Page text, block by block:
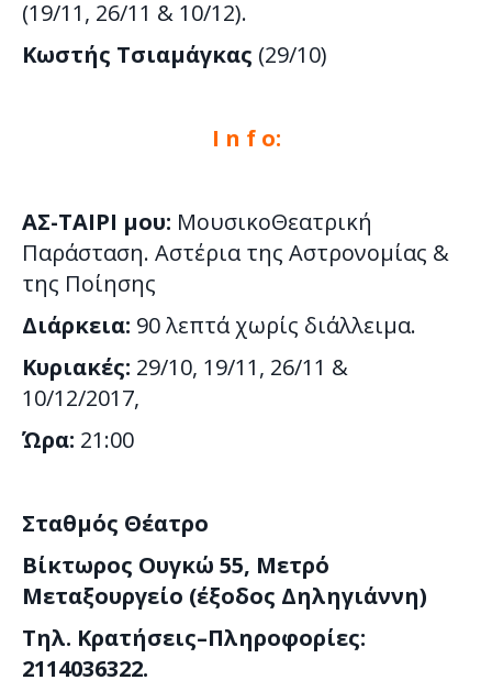
(19/11, 26/11 & 10/12).
Κωστής Τσιαμάγκας (29/10)
I n f o:
ΑΣ-ΤΑΙΡΙ μου: ΜουσικοΘεατρική
Παράσταση. Αστέρια της Αστρονομίας &
της Ποίησης
Διάρκεια: 90 λεπτά χωρίς διάλλειμα.
Κυριακές: 29/10, 19/11, 26/11 &
10/12/2017,
Ώρα: 21:00
Σταθμός Θέατρο
Βίκτωρος Ουγκώ 55, Μετρό
Μεταξουργείο (έξοδος Δηληγιάννη)
Τηλ. Κρατήσεις–Πληροφορίες:
2114036322.